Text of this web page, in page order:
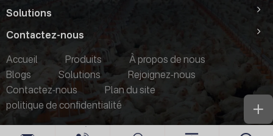
Solutions
Contactez-nous
Accueil
Produits
À propos de nous
Blogs
Solutions
Rejoignez-nous
Contactez-nous
Plan du site
politique de confidentialité